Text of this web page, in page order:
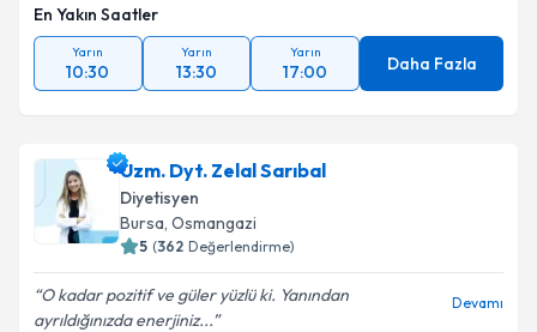
En Yakın Saatler
Yarın
10:30
Yarın
13:30
Yarın
17:00 Daha Fazla
Uzm. Dyt. Zelal Sarıbal
Diyetisyen
Bursa, Osmangazi
5 (362 Değerlendirme)
O kadar pozitif ve güler yüzlü ki. Yanından
ayrıldığınızda enerjiniz...
Devamı